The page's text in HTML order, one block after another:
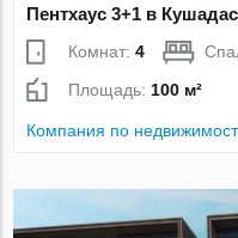
Пентхаус 3+1 в
Комнат:4
Площадь:100 м²
Компания по